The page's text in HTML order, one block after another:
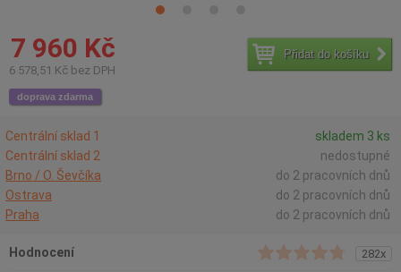
7 960 Kč
6 578,51 Kč bez DPH
Přidat do košíku
doprava zdarma
Centrální sklad 1
skladem 3 ks
Centrální sklad 2
nedostupné
Brno / O. Ševčíka
do 2 pracovních dnů
Ostrava
do 2 pracovních dnů
Praha
do 2 pracovních dnů
Hodnocení 282x